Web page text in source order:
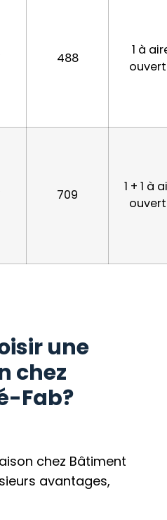
488
1 à
709
1 + 1 à
une
chez
Fab?
chez Bâtiment
avantages,